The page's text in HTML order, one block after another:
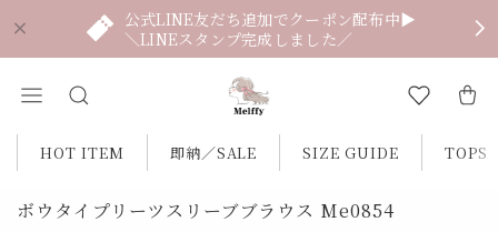
公式LINE友だち追加でクーポン配布中▶
＼LINEスタンプ完成しました／
HOT ITEM 即納／SALE SIZE GUIDE TOPS
ボウタイプリーツスリーブブラウス Me0854